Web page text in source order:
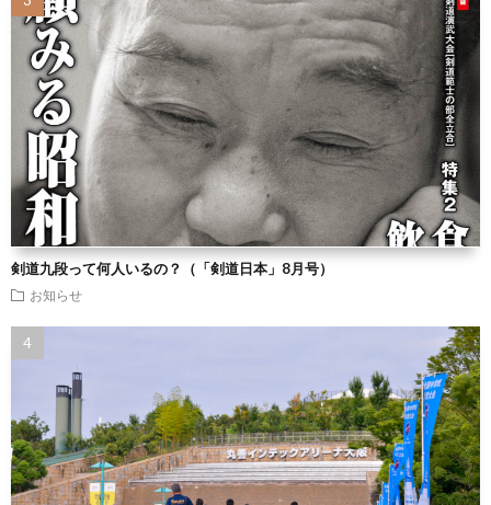
剣道九段って何人いるの？（「剣道日本」8月号）
お知らせ